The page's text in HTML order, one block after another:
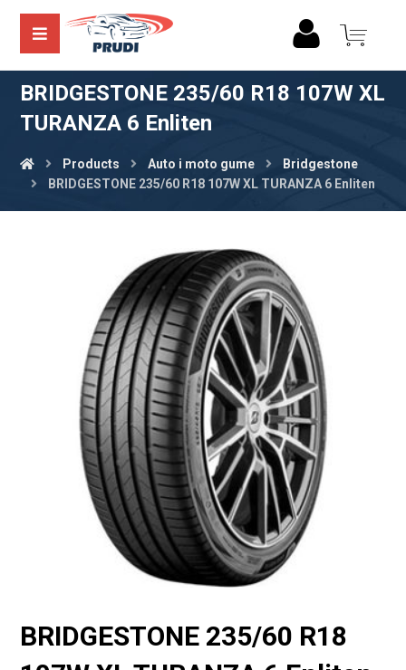
BRIDGESTONE 235/60 R18 107W XL
TURANZA 6 Enliten
Products Auto i moto gume
Bridgestone
BRIDGESTONE 235/60 R18 107W XL TURANZA 6 Enliten
BRIDGESTONE 235/60 R18